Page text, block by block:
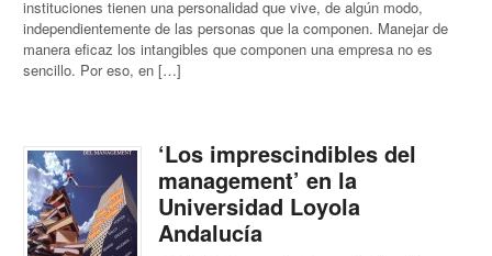
instituciones tienen una personalidad que vive, de algún modo,
independientemente de las personas que la componen. Manejar de
manera eficaz los intangibles que componen una empresa no es
sencillo. Por eso, en […]
‘Los imprescindibles del
management’ en la
Universidad Loyola
Andalucía